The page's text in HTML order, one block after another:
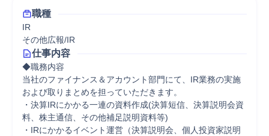
職種
IR
その他広報/IR
仕事内容
◆職務内容
当社のファイナンス＆アカウント部門にて、IR業務の実施
および取りまとめを担っていただきます。
・決算IRにかかる一連の資料作成(決算短信、決算説明会資
料、株主通信、その他補足説明資料等)
・IRにかかるイベント運営（決算説明会、個人投資家説明